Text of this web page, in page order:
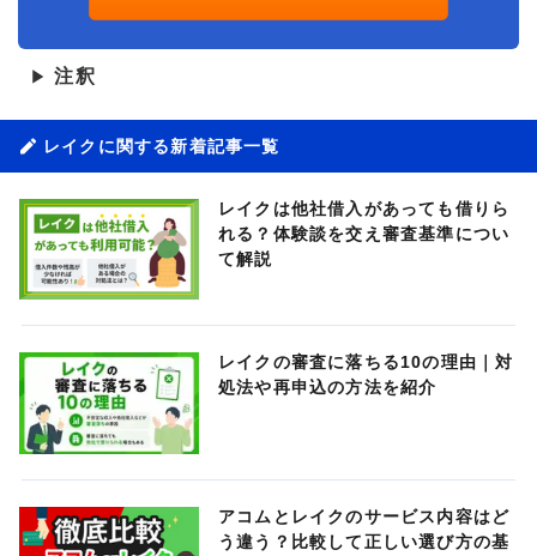
▶ 注釈
レイクに関する新着記事一覧
レイクは他社借入があっても借りら
れる？体験談を交え審査基準につい
て解説
レイクの審査に落ちる10の理由｜対
処法や再申込の方法を紹介
アコムとレイクのサービス内容はど
う違う？比較して正しい選び方の基